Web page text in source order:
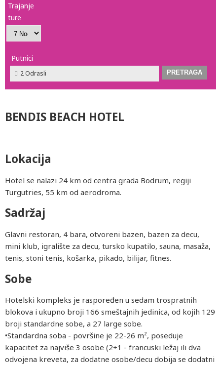
Trajanje
ture
Putnici
2 Odrasli
BENDIS BEACH HOTEL
Lokacija
Hotel se nalazi 24 km od centra grada Bodrum, regiji
Turgutries, 55 km od aerodroma.
Sadržaj
Glavni restoran, 4 bara, otvoreni bazen, bazen za decu,
mini klub, igralište za decu, tursko kupatilo, sauna, masaža,
tenis, stoni tenis, košarka, pikado, bilijar, fitnes.
Sobe
Hotelski kompleks je raspoređen u sedam trospratnih
blokova i ukupno broji 166 smeštajnih jedinica, od kojih 129
broji standardne sobe, a 27 large sobe.
•Standardna soba - površine je 22-26 m², poseduje
kapacitet za najviše 3 osobe (2+1 - francuski ležaj ili dva
odvojena kreveta, za dodatne osobe/decu dobija se dodatni